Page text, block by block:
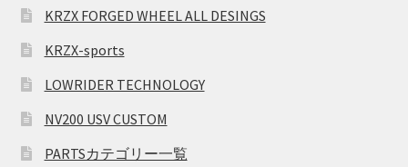
KRZX FORGED WHEEL ALL DESINGS
KRZX-sports
LOWRIDER TECHNOLOGY
NV200 USV CUSTOM
PARTSカテゴリー一覧